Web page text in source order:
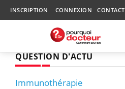
INSCRIPTION CONNEXION CONTACT
QUESTION D'ACTU
Immunothérapie